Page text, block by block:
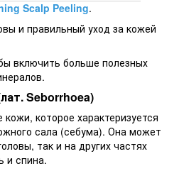
Scalp Peeling.
и правильный уход за кожей
включить больше полезных
Seborrhoea)
которое характеризуется
сала (себума). Она может
так и на других частях
и спина.